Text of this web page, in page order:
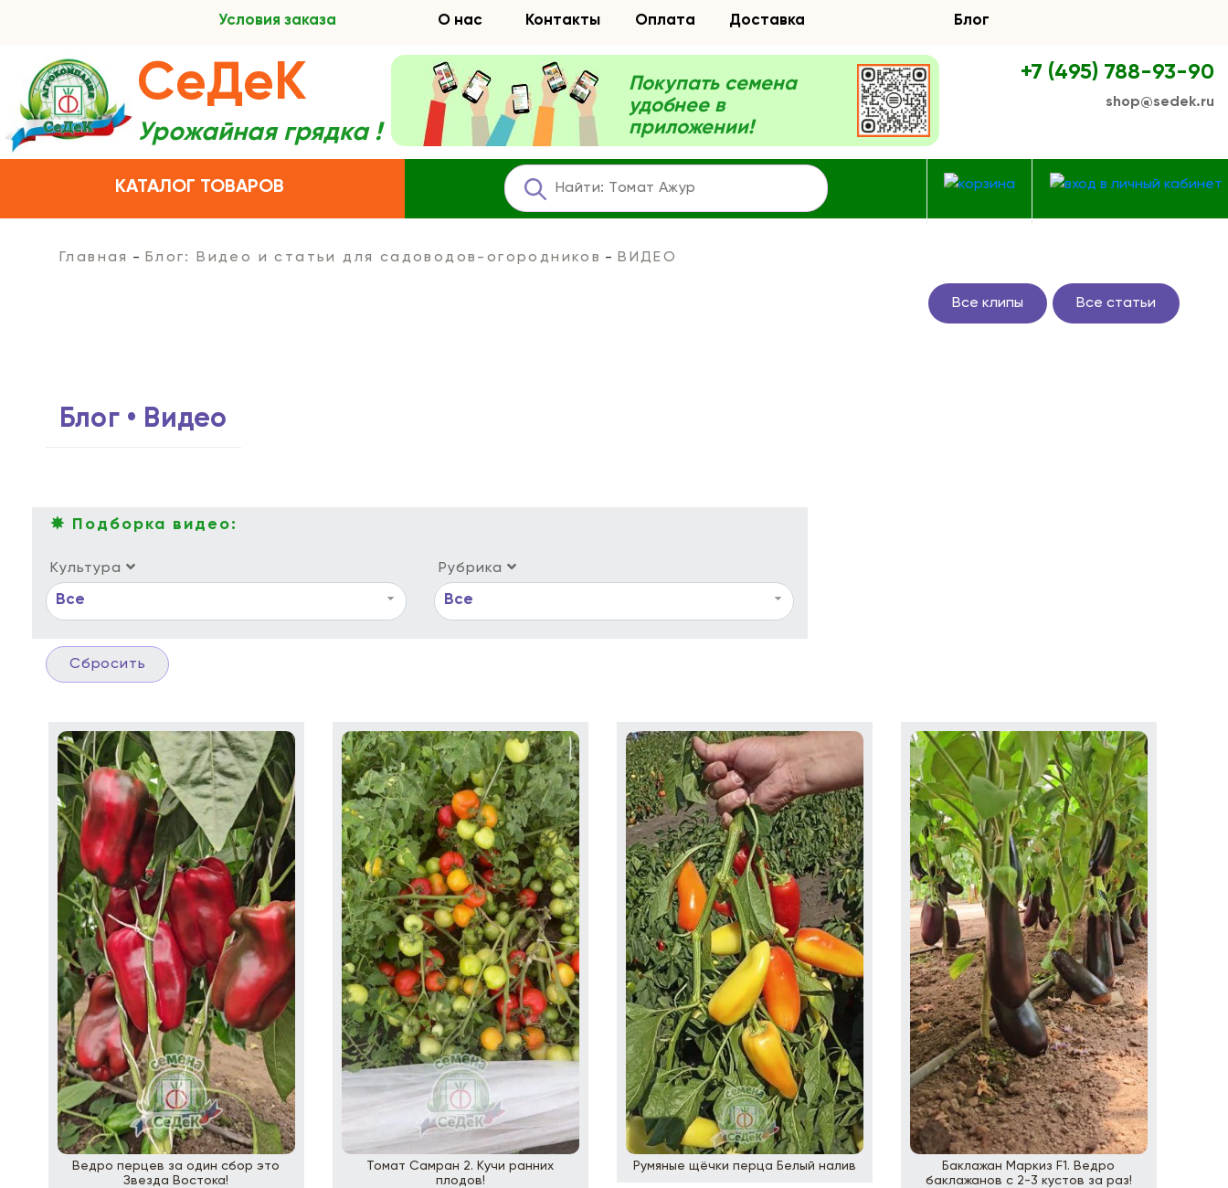
Условия заказа О нас Контакты Оплата Доставка Блог
КАТАЛОГ ТОВАРОВ
СеДеК
Урожайная грядка !
Покупать семена
удобнее в
приложении!
+7 (495) 788-93-90
shop@sedek.ru
Главная Блог: Видео и статьи для садоводов-огородников ВИДЕО
Все клипы Все статьи
Блог • Видео
✸ Подборка видео:
Культура
Все
Рубрика
Все
Ведро перцев за один сбор это
Звезда Востока!
Томат Самран 2. Кучи ранних
плодов!
Румяные щёчки перца Белый налив
Баклажан Маркиз F1. Ведро
баклажанов с 2-3 кустов за раз!